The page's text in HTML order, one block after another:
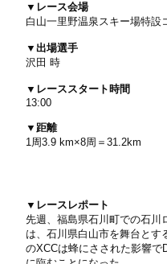
▼レース会場
白山一里野温泉スキー場特設
▼出場選手
沢田 時
▼レーススタート時間
13:00
▼距離
1周3.9 km×8周＝31.2km
▼レースレポート
先週、福島県石川町での石川
は、石川県白山市を舞台とす
のXCCは蜂にさされた影響